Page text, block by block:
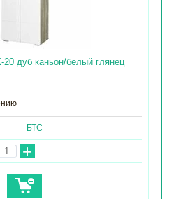
дуб каньон/белый глянец
БТС
+